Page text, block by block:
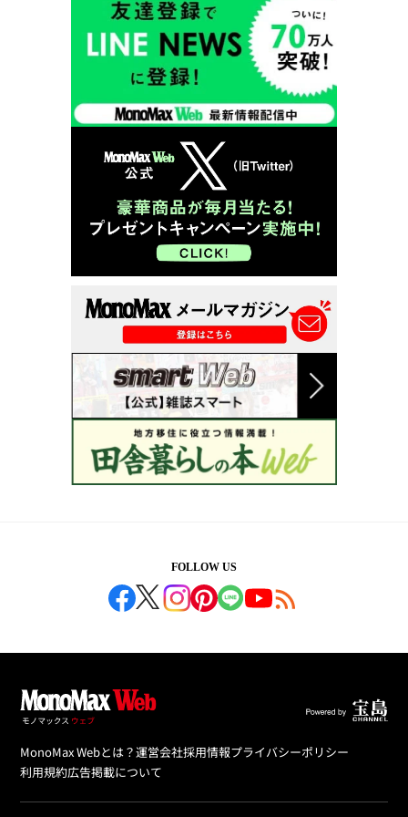
FOLLOW US
MonoMax Webとは？運営会社採用情報プライバシーポリシー
利用規約広告掲載について